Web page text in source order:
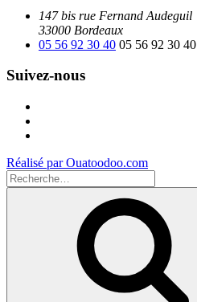
147 bis rue Fernand Audeguil
33000 Bordeaux
05 56 92 30 40 05 56 92 30 40
Suivez-nous
Réalisé par Ouatoodoo.com
Recherche
pour